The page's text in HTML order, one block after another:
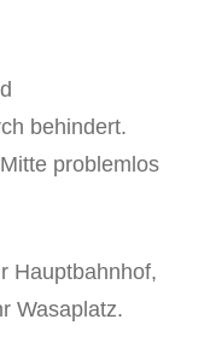
behindert.
problemlos
Hauptbahnhof,
Wasaplatz.